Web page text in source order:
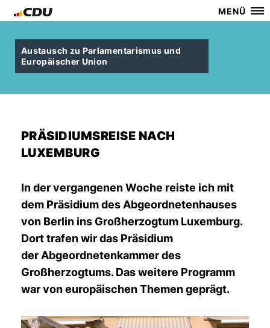
MENÜ
Austausch zu Parlamentarismus und
Europäischer Union
PRÄSIDIUMSREISE NACH
LUXEMBURG
In der vergangenen Woche reiste ich mit
dem Präsidium des Abgeordnetenhauses
von Berlin ins Großherzogtum Luxemburg.
Dort trafen wir das Präsidium
der Abgeordnetenkammer des
Großherzogtums. Das weitere Programm
war von europäischen Themen geprägt.